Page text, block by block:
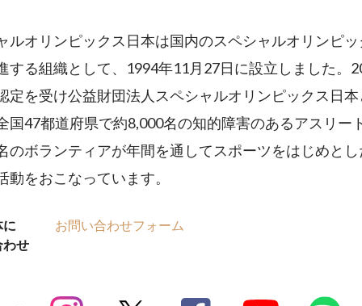
ルオリンピックス日本は国内のスペシャルオリンピ
する組織として、1994年11月27日に設立しました。
定を受け公益財団法人スペシャルオリンピックス日
国47都道府県で約8,000名の知的障害のあるアスリー
のボランティアが年間を通してスポーツをはじめと
動をおこなっています。
に
わせ
お問い合わせフォーム